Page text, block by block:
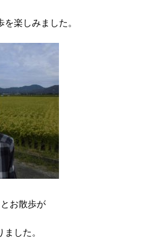
楽しみました。
お散歩が
した。